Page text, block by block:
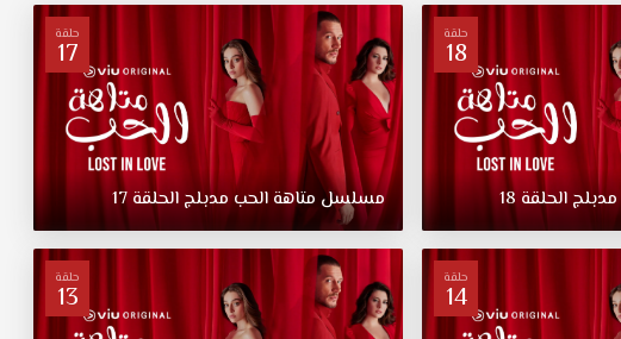
حلقة
18
مدبلج الحلقة18
حلقة
17
مسلسل متاهة الحبمدبلج الحلقة17
حلقة
14
حلقة
13